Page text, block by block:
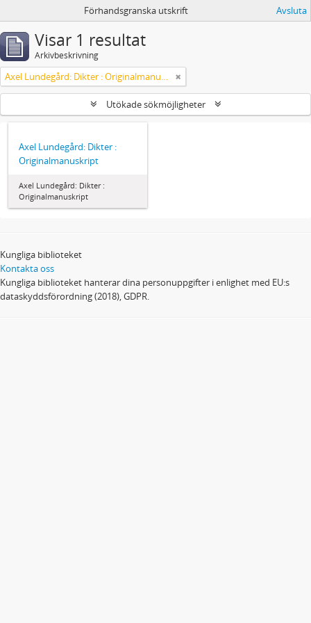
Förhandsgranska utskrift Avsluta
Visar 1 resultat
Arkivbeskrivning
Axel Lundegård: Dikter : Originalmanuskript
Utökade sökmöjligheter
Axel Lundegård: Dikter :
Originalmanuskript
Axel Lundegård: Dikter :
Originalmanuskript
Kungliga biblioteket
Kontakta oss
Kungliga biblioteket hanterar dina personuppgifter i enlighet med EU:s
dataskyddsförordning (2018), GDPR.